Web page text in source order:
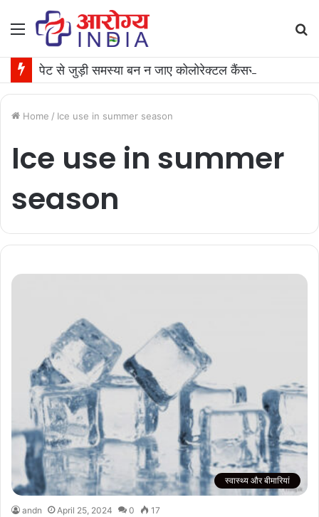
Menu
Home / Ice use in summer season
Ice use in summer
season
स्वास्थ्य और बीमारियां
andn April 25, 2024 0 17